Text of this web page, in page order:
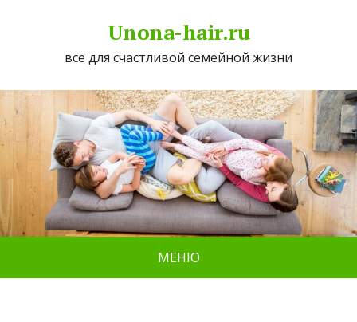
Unona-hair.ru
все для счастливой семейной жизни
МЕНЮ